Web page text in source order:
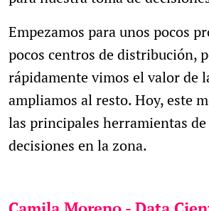
Empezamos para unos pocos
pocos centros de distribución,
rápidamente vimos el valor de
ampliamos al resto. Hoy, este
las principales herramientas
decisiones en la zona.